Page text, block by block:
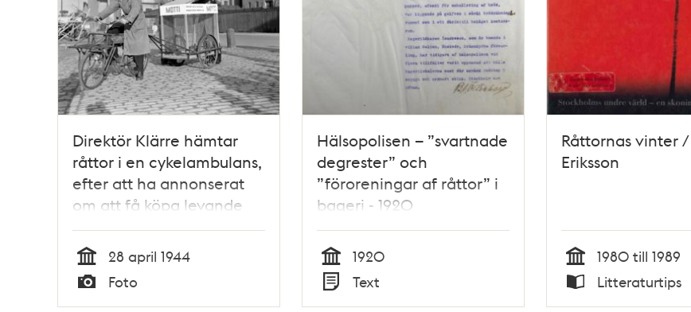
Direktör Klärre hämtar
råttor i en cykelambulans,
efter att ha annonserat
om att få köpa levande
råttor. Nytt råttgift, Motti
Red Sqouills, ska prövas
för att få fram rätt
dosering
Tid
28 april 1944
Typ
Foto
Hälsopolisen – ”svartnade
degrester” och
”föroreningar af råttor” i
bageri - 1920
Tid
1920
Typ
Text
Råttornas vinter /
Eriksson
Tid
1980 till 1989
Typ
Litteraturtips